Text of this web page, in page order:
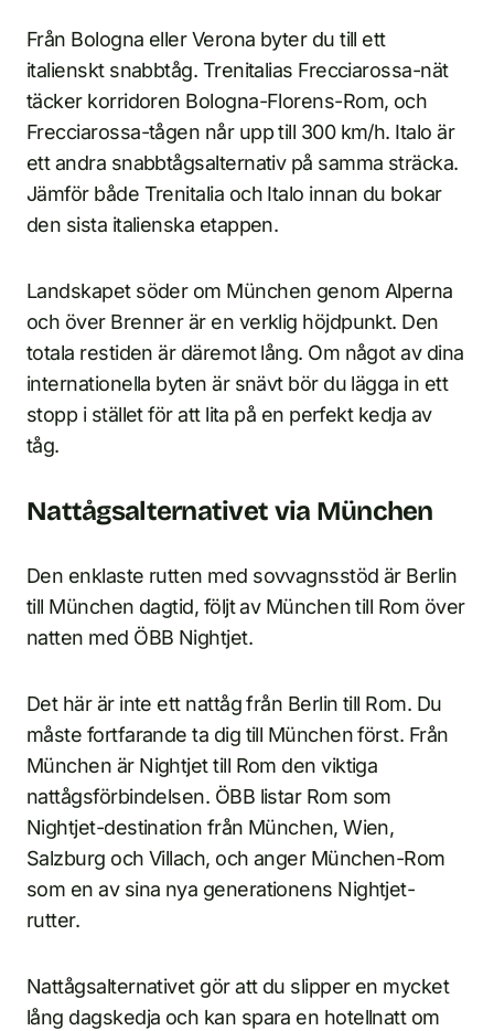
Från Bologna eller Verona byter du till ett
italienskt snabbtåg. Trenitalias Frecciarossa-nät
täcker korridoren Bologna-Florens-Rom, och
Frecciarossa-tågen når upp till 300 km/h. Italo är
ett andra snabbtågsalternativ på samma sträcka.
Jämför både Trenitalia och Italo innan du bokar
den sista italienska etappen.
Landskapet söder om München genom Alperna
och över Brenner är en verklig höjdpunkt. Den
totala restiden är däremot lång. Om något av dina
internationella byten är snävt bör du lägga in ett
stopp i stället för att lita på en perfekt kedja av
tåg.
Nattågsalternativet via München
Den enklaste rutten med sovvagnsstöd är Berlin
till München dagtid, följt av München till Rom över
natten med ÖBB Nightjet.
Det här är inte ett nattåg från Berlin till Rom. Du
måste fortfarande ta dig till München först. Från
München är Nightjet till Rom den viktiga
nattågsförbindelsen. ÖBB listar Rom som
Nightjet-destination från München, Wien,
Salzburg och Villach, och anger München-Rom
som en av sina nya generationens Nightjet-
rutter.
Nattågsalternativet gör att du slipper en mycket
lång dagskedja och kan spara en hotellnatt om